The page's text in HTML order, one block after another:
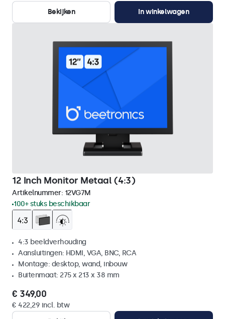
Bekijken
In winkelwagen
12 Inch Monitor Metaal (4:3)
Artikelnummer: 12VG7M
100+ stuks beschikbaar
4:3 beeldverhouding
Aansluitingen: HDMI, VGA, BNC, RCA
Montage: desktop, wand, inbouw
Buitenmaat: 275 x 213 x 38 mm
€ 349,00
€ 422,29 incl. btw